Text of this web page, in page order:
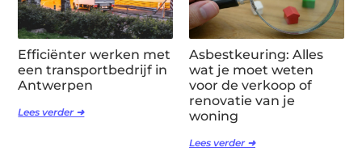
Efficiënter werken met
een transportbedrijf in
Antwerpen
Lees verder ➜
Asbestkeuring: Alles
wat je moet weten
voor de verkoop of
renovatie van je
woning
Lees verder ➜